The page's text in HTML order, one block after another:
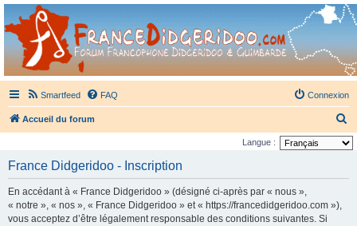
France Didgeridoo
Didgeridoo et Guimbarde sur France Didgeridoo - retrouvez la communauté.
Smartfeed FAQ Connexion
Accueil du forum
e
h
Langue :
France Didgeridoo - Inscription
En accédant à « France Didgeridoo » (désigné ci-après par « nous »,
« notre », « nos », « France Didgeridoo » et « https://francedidgeridoo.com »),
vous acceptez d’être légalement responsable des conditions suivantes. Si